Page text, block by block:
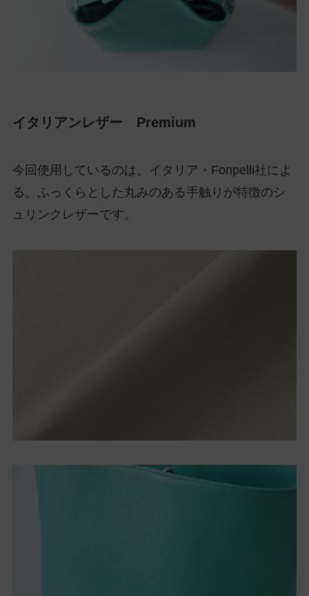
イタリアンレザー Premium
今回使用しているのは、イタリア・Fonpelli社によ
る、ふっくらとした丸みのある手触りが特徴のシ
ュリンクレザーです。